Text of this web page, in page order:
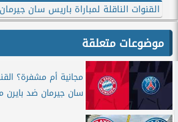
القنوات الناقلة لمباراة باريس سان
موضوعات متعلقة
مجانية أم مشفرة؟
سان جيرمان ضد بايرن